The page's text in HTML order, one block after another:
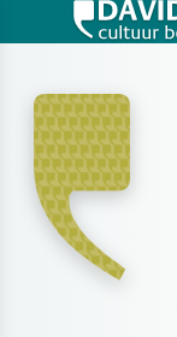
Zoek:
Zoeken